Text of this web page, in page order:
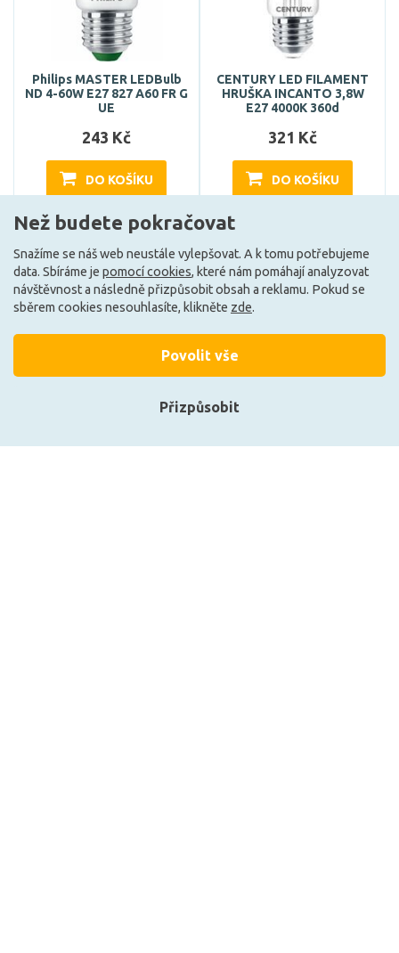
Philips MASTER LEDBulb
ND 4-60W E27 827 A60 FR G
UE
243 Kč
DO KOŠÍKU
Skladem e-shop (5 ks)
CENTURY LED FILAMENT
HRUŠKA INCANTO 3,8W
E27 4000K 360d
321 Kč
DO KOŠÍKU
Může být u Vás 17. 8.
Než budete pokračovat
Snažíme se náš web neustále vylepšovat. A k tomu potřebujeme
data. Sbíráme je pomocí cookies, které nám pomáhají analyzovat
návštěvnost a následně přizpůsobit obsah a reklamu. Pokud se
sběrem cookies nesouhlasíte, klikněte zde.
Přizpůsobit
Povolit vše